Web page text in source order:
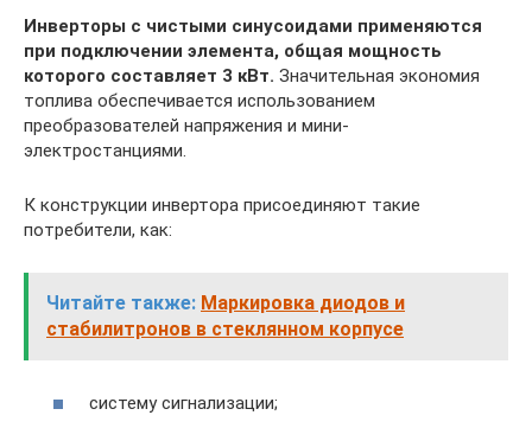
Инверторы с чистыми синусоидами применяются
при подключении элемента, общая мощность
которого составляет 3 кВт. Значительная экономия
топлива обеспечивается использованием
преобразователей напряжения и мини-
электростанциями.
К конструкции инвертора присоединяют такие
потребители, как:
Читайте также: Маркировка диодов и
стабилитронов в стеклянном корпусе
систему сигнализации;